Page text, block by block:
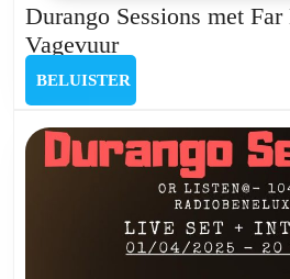
Durango Sessions met
VagevuurDurango
Sessions
met
Far
Beyond
Vagevuur
BELUISTER